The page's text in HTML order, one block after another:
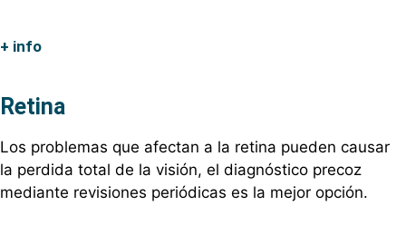
+ info
Retina
Los problemas que afectan a la retina pueden causar
la perdida total de la visión, el diagnóstico precoz
mediante revisiones periódicas es la mejor opción.